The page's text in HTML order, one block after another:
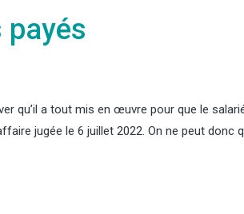
payés
qu’il a tout mis en œuvre pour que le
jugée le 6 juillet 2022. On ne peut donc